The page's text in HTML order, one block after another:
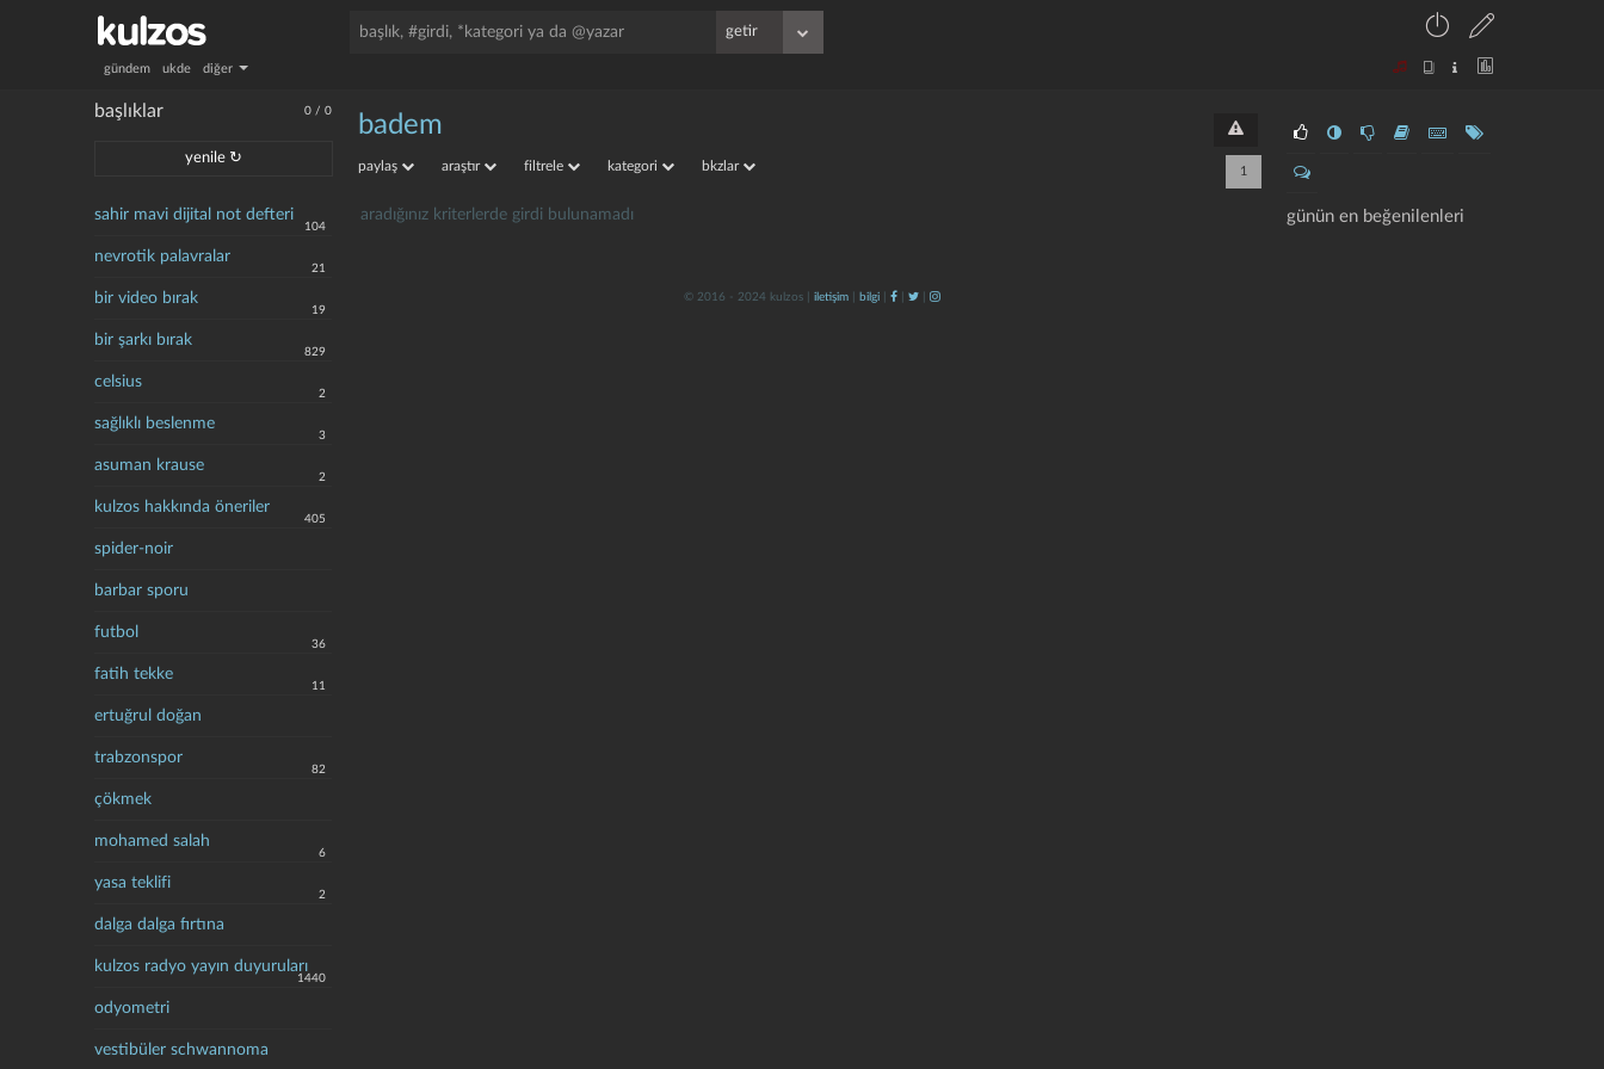
gündem ukde diğer
0 /0
başlıklar
yenile ↻
sahir mavi dijital not defteri
104
nevrotik palavralar
21
bir video bırak
19
bir şarkı bırak
829
celsius
2
sağlıklı beslenme
3
asuman krause
2
kulzos hakkında öneriler
405
spider-noir
barbar sporu
futbol
36
fatih tekke
11
ertuğrul doğan
trabzonspor
82
çökmek
mohamed salah
6
yasa teklifi
2
dalga dalga fırtına
kulzos radyo yayın duyuruları
1440
odyometri
vestibüler schwannoma
günün en beğenilenleri
badem
paylaş araştır filtrele kategori bkzlar 1
aradığınız kriterlerde girdi bulunamadı
© 2016 - 2024 kulzos | iletişim bilgi